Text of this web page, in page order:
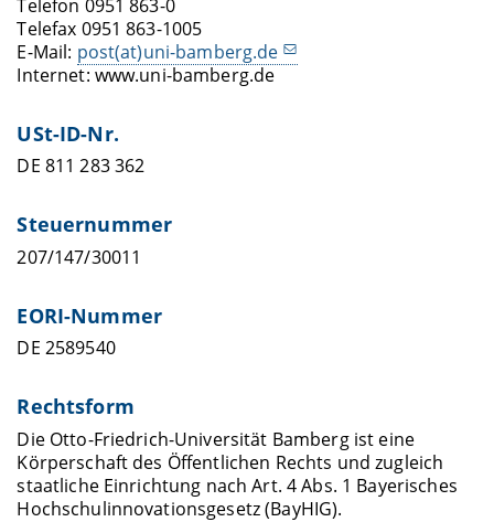
Telefon 0951 863-0
Telefax 0951 863-1005
E-Mail: post(at)uni-bamberg.de
Internet: www.uni-bamberg.de
USt-ID-Nr.
DE 811 283 362
Steuernummer
207/147/30011
EORI-Nummer
DE 2589540
Rechtsform
Die Otto-Friedrich-Universität Bamberg ist eine
Körperschaft des Öffentlichen Rechts und zugleich
staatliche Einrichtung nach Art. 4 Abs. 1 Bayerisches
Hochschulinnovationsgesetz (BayHIG).